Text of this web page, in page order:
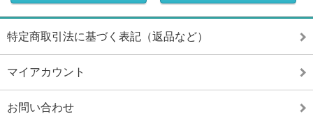
特定商取引法に基づく表記（返品など）
マイアカウント
お問い合わせ